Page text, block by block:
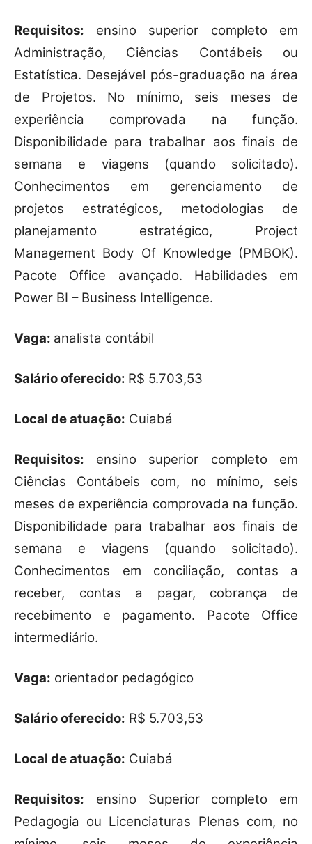
Requisitos: ensino superior completo em
Administração, Ciências Contábeis ou
Estatística. Desejável pós-graduação na área
de Projetos. No mínimo, seis meses de
experiência comprovada na função.
Disponibilidade para trabalhar aos finais de
semana e viagens (quando solicitado).
Conhecimentos em gerenciamento de
projetos estratégicos, metodologias de
planejamento estratégico, Project
Management Body Of Knowledge (PMBOK).
Pacote Office avançado. Habilidades em
Power BI – Business Intelligence.
Vaga: analista contábil
Salário oferecido: R$ 5.703,53
Local de atuação: Cuiabá
Requisitos: ensino superior completo em
Ciências Contábeis com, no mínimo, seis
meses de experiência comprovada na função.
Disponibilidade para trabalhar aos finais de
semana e viagens (quando solicitado).
Conhecimentos em conciliação, contas a
receber, contas a pagar, cobrança de
recebimento e pagamento. Pacote Office
intermediário.
Vaga: orientador pedagógico
Salário oferecido: R$ 5.703,53
Local de atuação: Cuiabá
Requisitos: ensino Superior completo em
Pedagogia ou Licenciaturas Plenas com, no